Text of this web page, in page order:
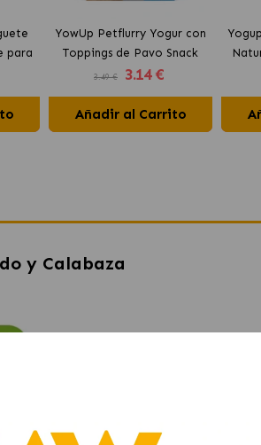
para
YowUp Petflurry Yogur con
Toppings de Pavo Snack
para Perros
3.49 € 3.14 €
Añadir al Carrito
y Calabaza